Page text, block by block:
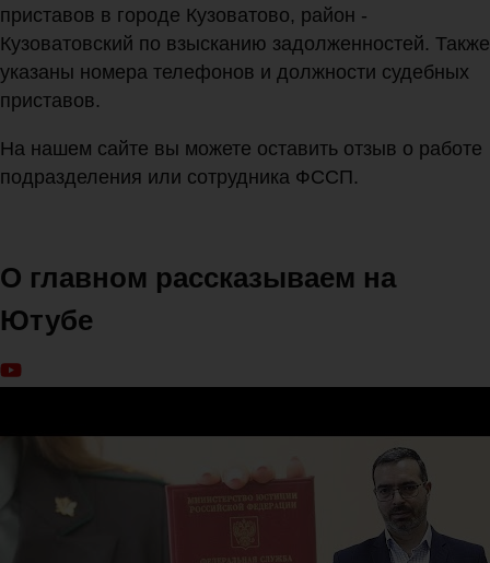
приставов в городе Кузоватово, район -
Кузоватовский по взысканию задолженностей. Также
указаны номера телефонов и должности судебных
приставов.
На нашем сайте вы можете оставить отзыв о работе
подразделения или сотрудника ФССП.
О главном рассказываем на
Ютубе